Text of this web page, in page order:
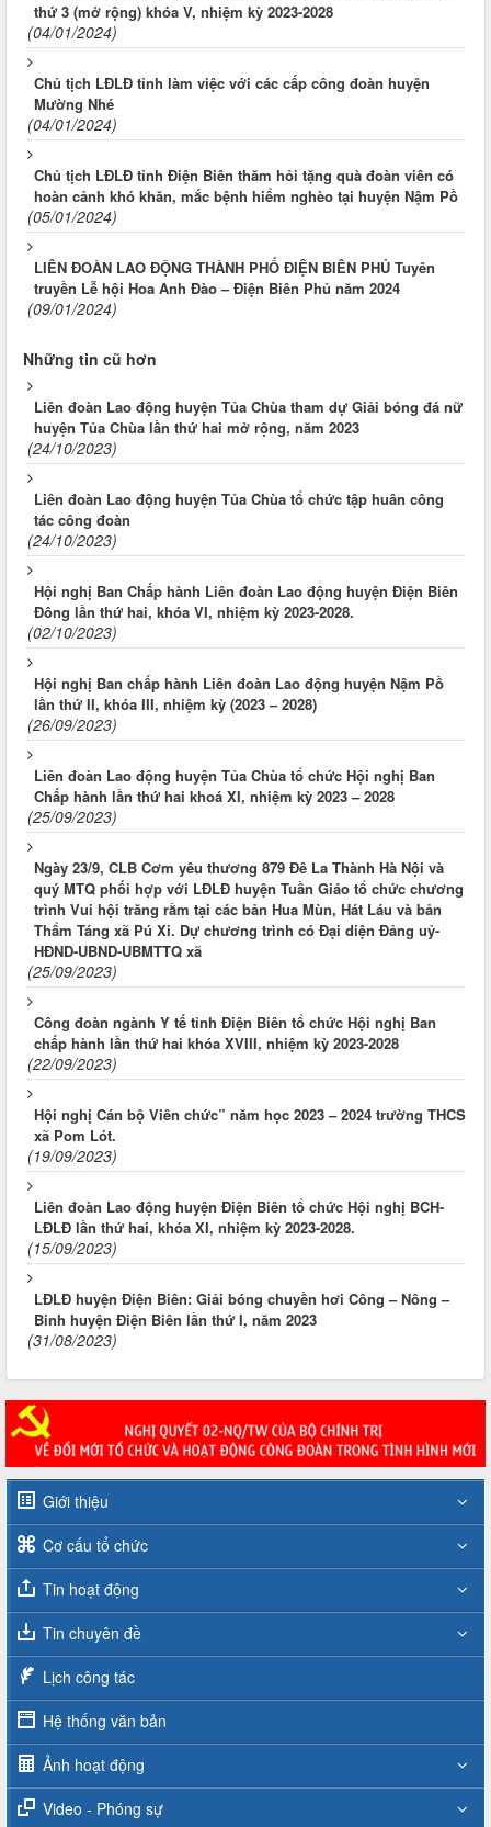
thứ 3 (mở rộng) khóa V, nhiệm kỳ 2023-2028
(04/01/2024)
Chủ tịch LĐLĐ tỉnh làm việc với các cấp công đoàn huyện
Mường Nhé
(04/01/2024)
Chủ tịch LĐLĐ tỉnh Điện Biên thăm hỏi tặng quà đoàn viên có
hoàn cảnh khó khăn, mắc bệnh hiểm nghèo tại huyện Nậm Pồ
(05/01/2024)
LIÊN ĐOÀN LAO ĐỘNG THÀNH PHỐ ĐIỆN BIÊN PHỦ Tuyên
truyền Lễ hội Hoa Anh Đào – Điện Biên Phủ năm 2024
(09/01/2024)
Những tin cũ hơn
Liên đoàn Lao động huyện Tủa Chùa tham dự Giải bóng đá nữ
huyện Tủa Chùa lần thứ hai mở rộng, năm 2023
(24/10/2023)
Liên đoàn Lao động huyện Tủa Chùa tổ chức tập huân công
tác công đoàn
(24/10/2023)
Hội nghị Ban Chấp hành Liên đoàn Lao động huyện Điện Biên
Đông lần thứ hai, khóa VI, nhiệm kỳ 2023-2028.
(02/10/2023)
Hội nghị Ban chấp hành Liên đoàn Lao động huyện Nậm Pồ
lần thứ II, khóa III, nhiệm kỳ (2023 – 2028)
(26/09/2023)
Liên đoàn Lao động huyện Tủa Chùa tổ chức Hội nghị Ban
Chấp hành lần thứ hai khoá XI, nhiệm kỳ 2023 – 2028
(25/09/2023)
Ngày 23/9, CLB Cơm yêu thương 879 Đê La Thành Hà Nội và
quý MTQ phối hợp với LĐLĐ huyện Tuần Giáo tổ chức chương
trình Vui hội trăng rằm tại các bản Hua Mùn, Hát Láu và bản
Thẩm Táng xã Pú Xi. Dự chương trình có Đại diện Đảng uỷ-
HĐND-UBND-UBMTTQ xã
(25/09/2023)
Công đoàn ngành Y tế tỉnh Điện Biên tổ chức Hội nghị Ban
chấp hành lần thứ hai khóa XVIII, nhiệm kỳ 2023-2028
(22/09/2023)
Hội nghị Cán bộ Viên chức” năm học 2023 – 2024 trường THCS
xã Pom Lót.
(19/09/2023)
Liên đoàn Lao động huyện Điện Biên tổ chức Hội nghị BCH-
LĐLĐ lần thứ hai, khóa XI, nhiệm kỳ 2023-2028.
(15/09/2023)
LĐLĐ huyện Điện Biên: Giải bóng chuyền hơi Công – Nông –
Binh huyện Điện Biên lần thứ I, năm 2023
(31/08/2023)
Giới thiệu
Cơ cấu tổ chức
Tin hoạt động
Tin chuyên đề
Lịch công tác
Hệ thống văn bản
Ảnh hoạt động
Video - Phóng sự